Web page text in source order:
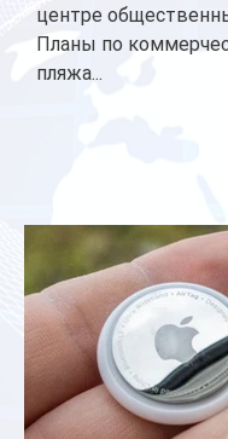
центре
Планы по
пляжа...